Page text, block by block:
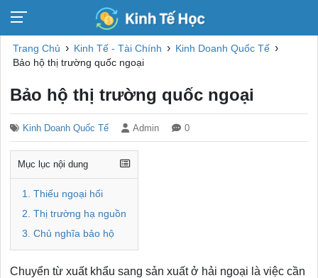
Trang Chủ › Kinh Tế - Tài Chính › Kinh Doanh Quốc Tế ›
Bảo hộ thị trường quốc ngoại
Bảo hộ thị trường quốc ngoại
Kinh Doanh Quốc Tế Admin 0
Mục lục nội dung
1. Thiếu ngoại hối
2. Thị trường hạ nguồn
3. Chủ nghĩa bảo hộ
Chuyển từ xuất khẩu sang sản xuất ở hải ngoại là việc cần